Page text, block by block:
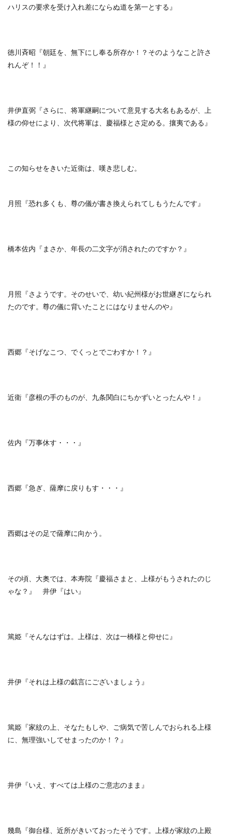
ハリスの要求を受け入れ差にならぬ道を第一とする』
徳川斉昭『朝廷を、無下にし奉る所存か！？そのようなこと許さ
れんぞ！！』
井伊直弼『さらに、将軍継嗣について意見する大名もあるが、上
様の仰せにより、次代将軍は、慶福様とさ定める。攘夷である』
この知らせをきいた近衛は、嘆き悲しむ。
月照『恐れ多くも、尊の儀が書き換えられてしもうたんです』
橋本佐内『まさか、年長の二文字が消されたのですか？』
月照『さようです。そのせいで、幼い紀州様がお世継ぎになられ
たのです。尊の儀に背いたことにはなりませんのや』
西郷『そげなこつ、でくっとでごわすか！？』
近衛『彦根の手のものが、九条関白にちかずいとったんや！』
佐内『万事休す・・・』
西郷『急ぎ、薩摩に戻りもす・・・』
西郷はその足で薩摩に向かう。
その頃、大奥では、本寿院『慶福さまと、上様がもうされたのじ
ゃな？』 井伊『はい』
篤姫『そんなはずは。上様は、次は一橋様と仰せに』
井伊『それは上様の戯言にございましょう』
篤姫『家紋の上、そなたもしや、ご病気で苦しんでおられる上様
に、無理強いしてせまったのか！？』
井伊『いえ、すべては上様のご意志のまま』
幾島『御台様、近所がきいておったそうです。上様が家紋の上殿